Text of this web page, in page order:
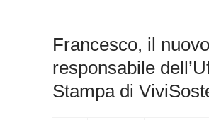
Francesco, il nuovo
responsabile
Stampa di